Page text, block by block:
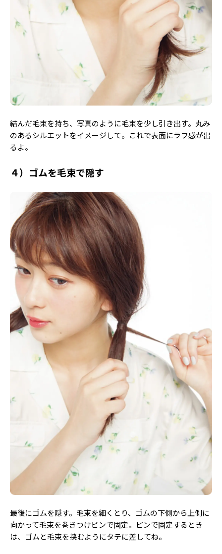
結んだ毛束を持ち、写真のように毛束を少し引き出す。丸み
のあるシルエットをイメージして。これで表面にラフ感が出
るよ。
４）ゴムを毛束で隠す
最後にゴムを隠す。毛束を細くとり、ゴムの下側から上側に
向かって毛束を巻きつけピンで固定。ピンで固定するとき
は、ゴムと毛束を挟むようにタテに差してね。